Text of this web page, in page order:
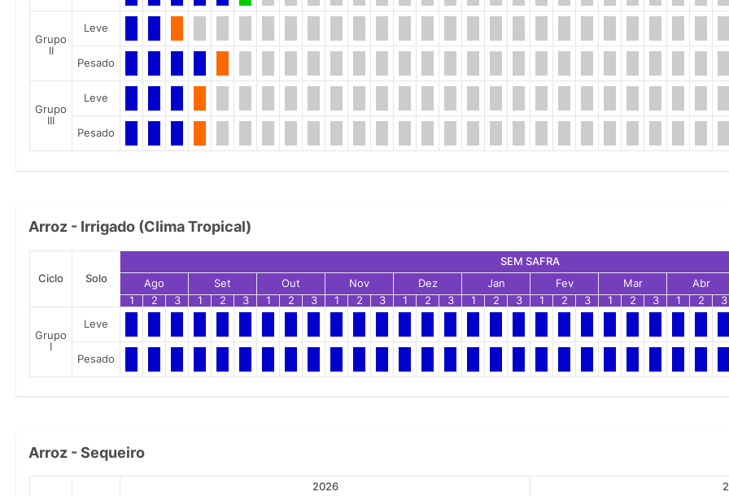
Grupo
II
Leve
Pesado
Grupo
III
Leve
Pesado
Arroz - Irrigado (Clima Tropical)
Ciclo Solo
SEM SAFRA
Ago
Set Out Nov Dez Jan Fev Mar Abr
1
2 3 1 2 3 1 2 3 1 2 3 1 2 3 1 2 3 1 2 3 1 2 3 1 2 3
Grupo
I
Leve
Pesado
Arroz - Sequeiro
2026